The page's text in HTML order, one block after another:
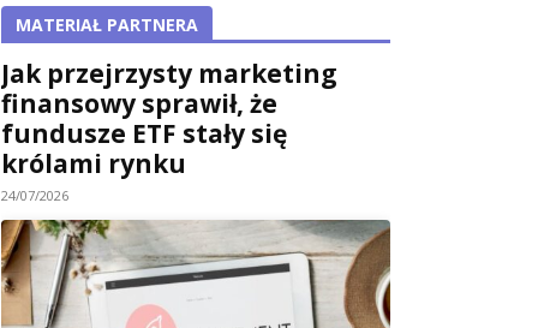
MATERIAŁ PARTNERA
Jak przejrzysty marketing
finansowy sprawił, że
fundusze ETF stały się
królami rynku
24/07/2026